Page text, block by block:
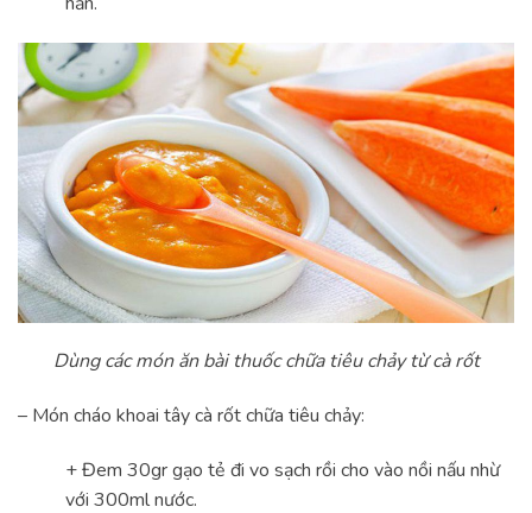
Dùng các món ăn bài thuốc chữa tiêu chảy từ cà rốt
– Món cháo khoai tây cà rốt chữa tiêu chảy:
+ Đem 30gr gạo tẻ đi vo sạch rồi cho vào nồi nấu nhừ
với 300ml nước.